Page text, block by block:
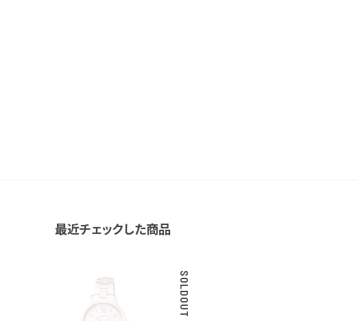
最近チェックした商品
SOLDOUT